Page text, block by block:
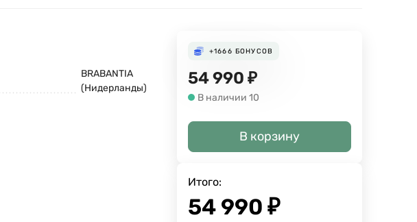
BRABANTIA
(Нидерланды)
+1666 БОНУСОВ
54 990 ₽
В наличии 10
В корзину
Итого:
54 990 ₽